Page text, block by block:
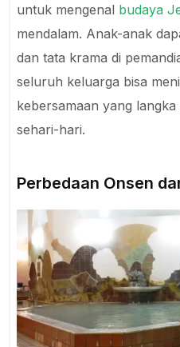
untuk mengenal budaya
mendalam. Anak-anak
dan tata krama di
seluruh keluarga bisa
kebersamaan yang
sehari-hari.
Perbedaan Onsen